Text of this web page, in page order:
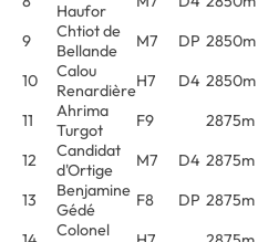
Haufor
9
Chtiot de
Bellande
M7 DP 2850m
10
Calou
RenardièreH7 D4 2850m
11
Ahrima
Turgot
F9 2875m
12
Candidat
d'Ortige
M7 D4 2875m
13
Benjamine
Gédé
F8 DP 2875m
Colonel